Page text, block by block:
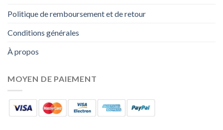
Politique de remboursement et de retour
Conditions générales
À propos
MOYEN DE PAIEMENT